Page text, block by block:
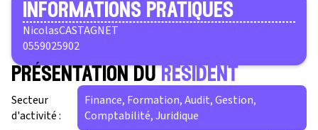
informations pratiques
NicolasCASTAGNET
0559025902
présentation du résident
Secteur
d'activité :
Finance, Formation, Audit, Gestion,
Comptabilité, Juridique